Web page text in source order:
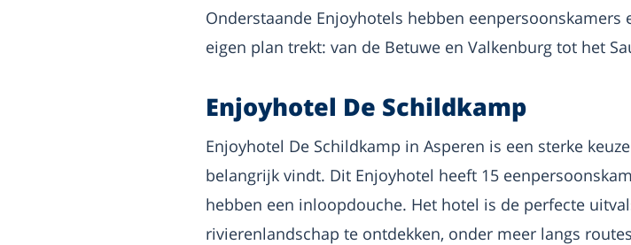
Onderstaande Enjoyhotels hebben
eigen plan trekt: van de Betuwe en Valkenburg tot het
Enjoyhotel De Schildkamp
Enjoyhotel De Schildkamp in Asperen is een sterke
belangrijk vindt. Dit Enjoyhotel heeft 15
hebben een inloopdouche. Het hotel is de perfecte
rivierenlandschap te ontdekken, onder meer langs